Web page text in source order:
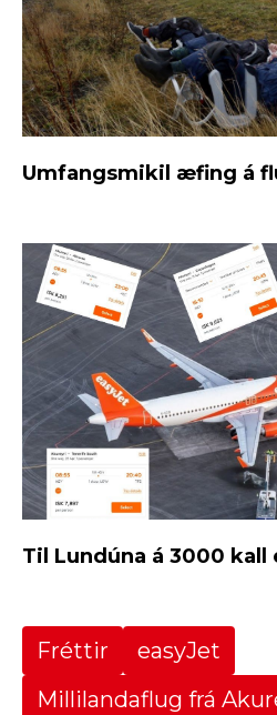
Umfangsmikil æfing á
Til Lundúna á 3000 kall
Fréttir
easyJet
Millilandaflug frá